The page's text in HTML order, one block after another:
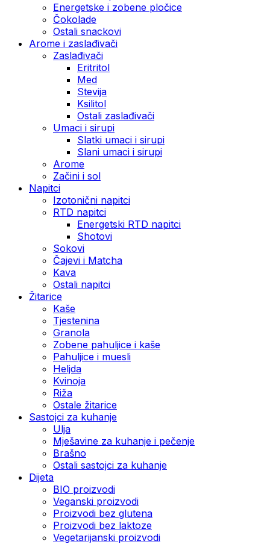
Energetske i zobene pločice
Čokolade
Ostali snackovi
Arome i zaslađivači
Zaslađivači
Eritritol
Med
Stevija
Ksilitol
Ostali zaslađivači
Umaci i sirupi
Slatki umaci i sirupi
Slani umaci i sirupi
Arome
Začini i sol
Napitci
Izotonični napitci
RTD napitci
Energetski RTD napitci
Shotovi
Sokovi
Čajevi i Matcha
Kava
Ostali napitci
Žitarice
Kaše
Tjestenina
Granola
Zobene pahuljice i kaše
Pahuljice i muesli
Heljda
Kvinoja
Riža
Ostale žitarice
Sastojci za kuhanje
Ulja
Mješavine za kuhanje i pečenje
Brašno
Ostali sastojci za kuhanje
Dijeta
BIO proizvodi
Veganski proizvodi
Proizvodi bez glutena
Proizvodi bez laktoze
Vegetarijanski proizvodi